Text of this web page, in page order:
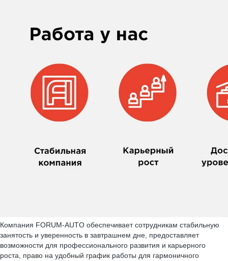
Компания FORUM-AUTO обеспечивает сотрудникам стабильную
занятость и уверенность в завтрашнем дне, предоставляет
возможности для профессионального развития и карьерного
роста, право на удобный график работы для гармоничного